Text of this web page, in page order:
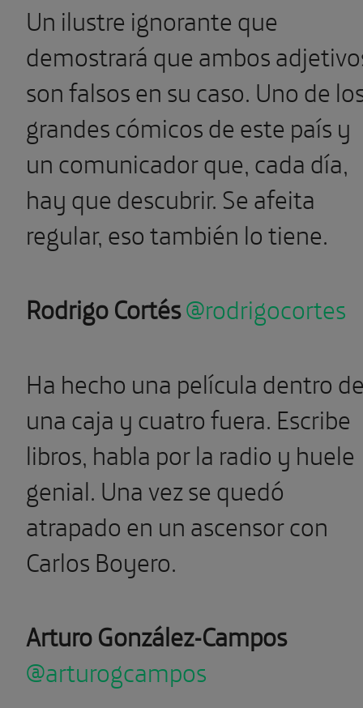
Un ilustre ignorante que
demostrará que ambos
son falsos en su caso. Uno de
grandes cómicos de este país y
un comunicador que, cada día,
hay que descubrir. Se afeita
regular, eso también lo tiene.
Rodrigo Cortés@rodrigocortes
Ha hecho una película dentro
una caja y cuatro fuera. Escribe
libros, habla por la radio y huele
genial. Una vez se quedó
atrapado en un ascensor con
Carlos Boyero.
Arturo González-Campos
@arturogcampos